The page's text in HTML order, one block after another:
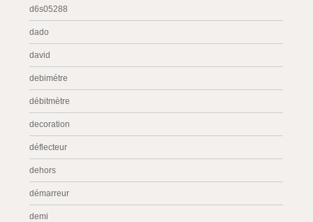
d6s05288
dado
david
debimétre
débitmètre
decoration
déflecteur
dehors
démarreur
demi